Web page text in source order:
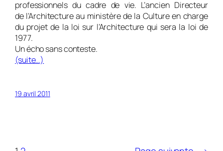
professionnels du cadre de vie. L’ancien Directeur
de l’Architecture au ministère de la Culture en charge
du projet de la loi sur l’Architecture qui sera la loi de
1977.
Un écho sans conteste.
(suite…)
19 avril 2011